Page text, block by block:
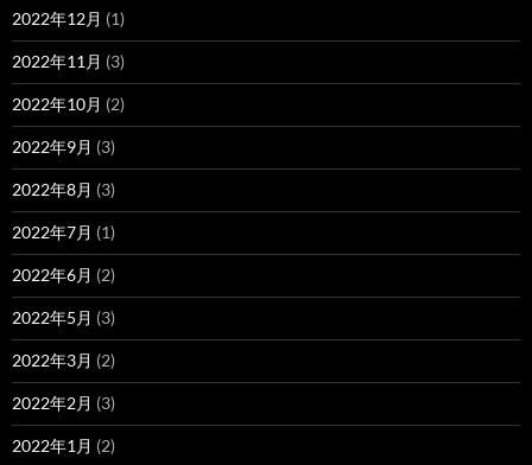
2022年12月 (1)
2022年11月 (3)
2022年10月 (2)
2022年9月 (3)
2022年8月 (3)
2022年7月 (1)
2022年6月 (2)
2022年5月 (3)
2022年3月 (2)
2022年2月 (3)
2022年1月 (2)